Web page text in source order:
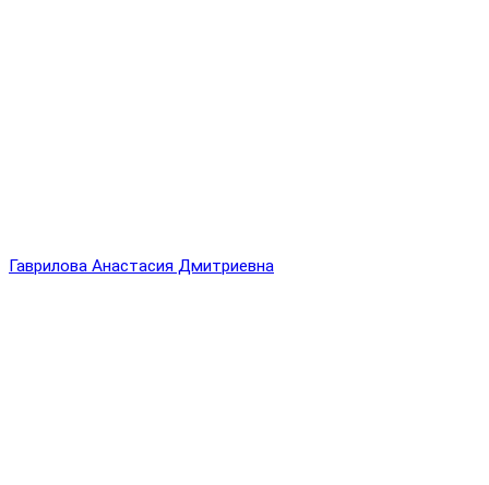
Гаврилова Анастасия Дмитриевна